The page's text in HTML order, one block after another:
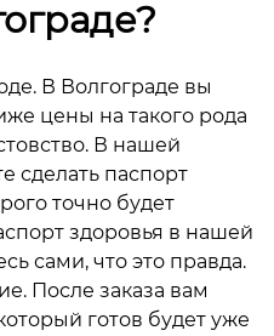
В Волгограде вы
цены на такого рода
В нашей
сделать паспорт
точно будет
здоровья в нашей
сами, что это правда.
После заказа вам
готов будет уже